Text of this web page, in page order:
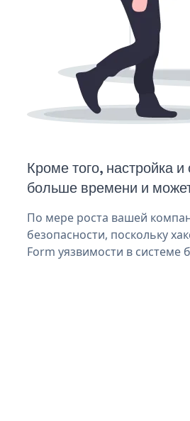
Кроме того, настройка
больше времени и
По мере роста вашей
безопасности, поскольку
Form уязвимости в системе